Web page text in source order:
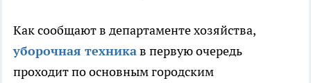
Как сообщают в департаменте хозяйства,
уборочная техникав первую очередь
проходит по основным городским